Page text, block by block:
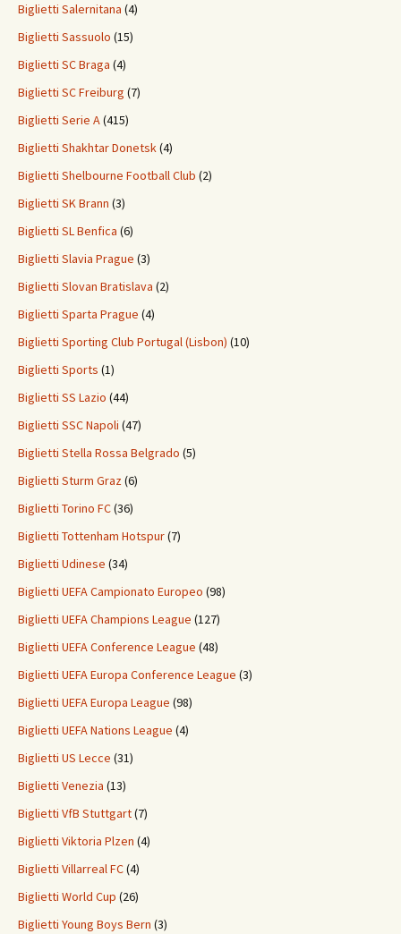
Biglietti Salernitana (4)
Biglietti Sassuolo (15)
Biglietti SC Braga (4)
Biglietti SC Freiburg (7)
Biglietti Serie A(415)
Biglietti Shakhtar Donetsk(4)
Biglietti Shelbourne Football Club (2)
Biglietti SK Brann (3)
Biglietti SL Benfica (6)
Biglietti Slavia Prague (3)
Biglietti Slovan Bratislava (2)
Biglietti Sparta Prague (4)
Biglietti Sporting Club Portugal (Lisbon) (10)
Biglietti Sports (1)
Biglietti SS Lazio (44)
Biglietti SSC Napoli (47)
Biglietti Stella Rossa Belgrado (5)
Biglietti Sturm Graz(6)
Biglietti Torino FC(36)
Biglietti Tottenham Hotspur(7)
Biglietti Udinese (34)
Biglietti UEFA Campionato Europeo (98)
Biglietti UEFA Champions League (127)
Biglietti UEFA Conference League (48)
Biglietti UEFA Europa Conference League (3)
Biglietti UEFA Europa League (98)
Biglietti UEFA Nations League (4)
Biglietti US Lecce (31)
Biglietti Venezia (13)
Biglietti VfB Stuttgart(7)
Biglietti Viktoria Plzen (4)
Biglietti Villarreal FC(4)
Biglietti World Cup (26)
Biglietti Young Boys Bern (3)